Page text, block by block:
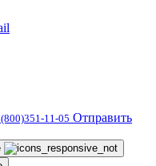
11-05 Отправить